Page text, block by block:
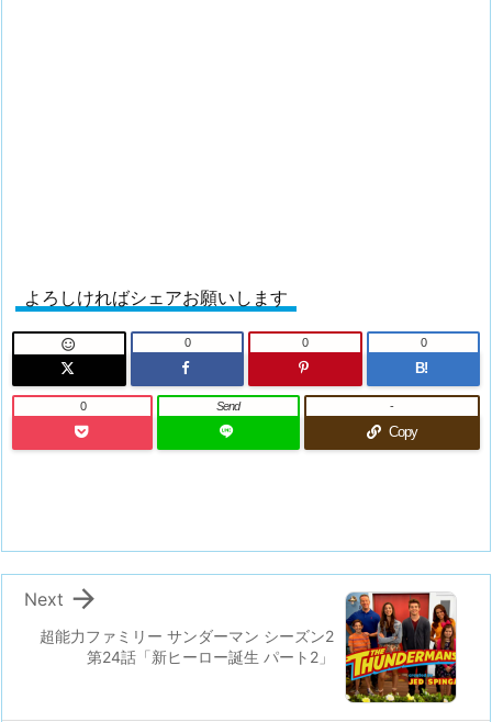
よろしければシェアお願いします
 0 0
B!
0
0 Send
Copy
-
超能力ファミリー サンダーマン シーズン2
第24話「新ヒーロー誕生 パート2」

Next